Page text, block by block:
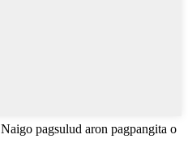
Naigo pagsulud aron pagpangita o